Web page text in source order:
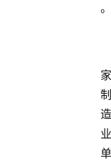
。
家
制
造
业
单